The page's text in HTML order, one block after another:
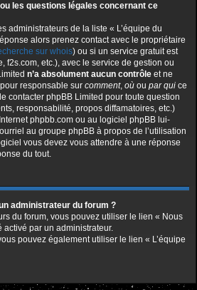
les questions légales concernant ce
administrateurs de la liste « L’équipe du
alors prenez contact avec le propriétaire
sur whois) ou si un service gratuit est
f2s.com, etc.), avec le service de gestion ou
n’a absolument aucun contrôle et ne
responsable sur comment, où ou par qui ce
contacter phpBB Limited pour toute question
responsabilité, propos diffamatoires, etc.)
phpbb.com ou au logiciel phpBB lui-
au groupe phpBB à propos de l’utilisation
vous devez vous attendre à une réponse
du tout.
administrateur du forum ?
du forum, vous pouvez utiliser le lien « Nous
activé par un administrateur.
pouvez également utiliser le lien « L’équipe